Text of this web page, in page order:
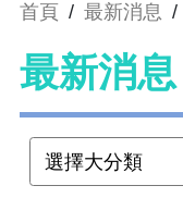
首頁 / 最新消息 /
最新消息